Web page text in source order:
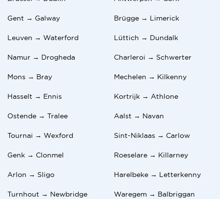
Gent → Galway Brügge → Limerick
Leuven → Waterford Lüttich → Dundalk
Namur → Drogheda Charleroi → Schwerter
Mons → Bray Mechelen → Kilkenny
Hasselt → Ennis Kortrijk → Athlone
Ostende → Tralee Aalst → Navan
Tournai → Wexford Sint-Niklaas → Carlow
Genk → Clonmel Roeselare → Killarney
Arlon → Sligo Harelbeke → Letterkenny
Turnhout → Newbridge Waregem → Balbriggan